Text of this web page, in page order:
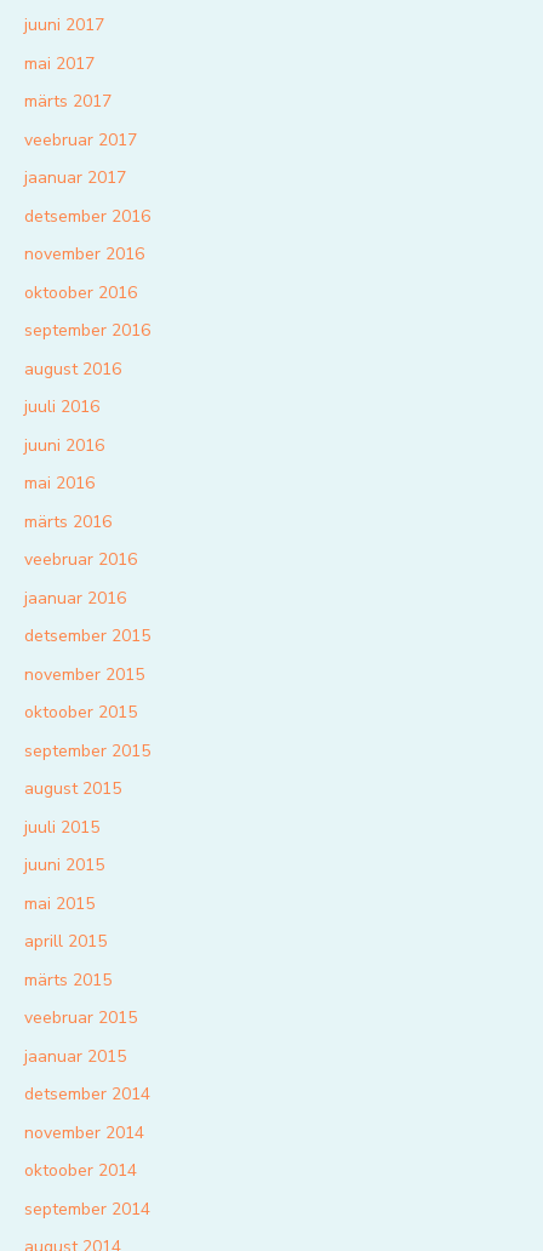
juuni 2017
mai 2017
märts 2017
veebruar 2017
jaanuar 2017
detsember 2016
november 2016
oktoober 2016
september 2016
august 2016
juuli 2016
juuni 2016
mai 2016
märts 2016
veebruar 2016
jaanuar 2016
detsember 2015
november 2015
oktoober 2015
september 2015
august 2015
juuli 2015
juuni 2015
mai 2015
aprill 2015
märts 2015
veebruar 2015
jaanuar 2015
detsember 2014
november 2014
oktoober 2014
september 2014